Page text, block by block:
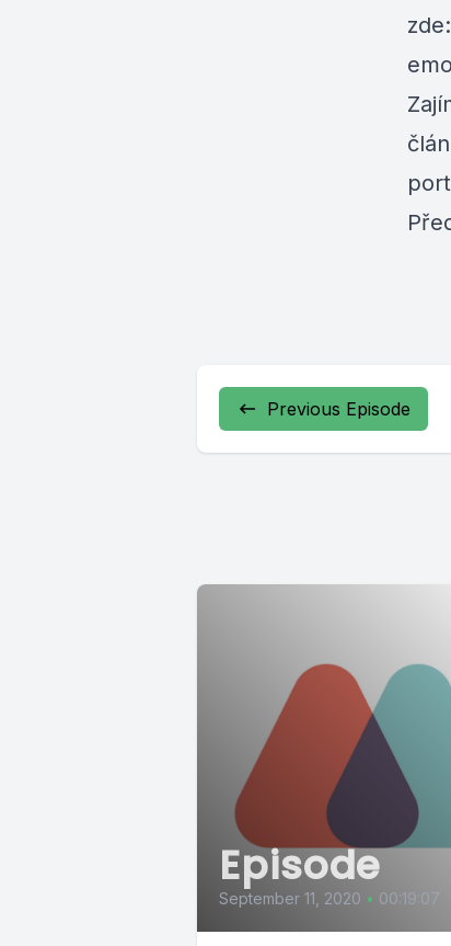
zde:
Previous Episode
Episode
September 11, 2020 • 00:19:07